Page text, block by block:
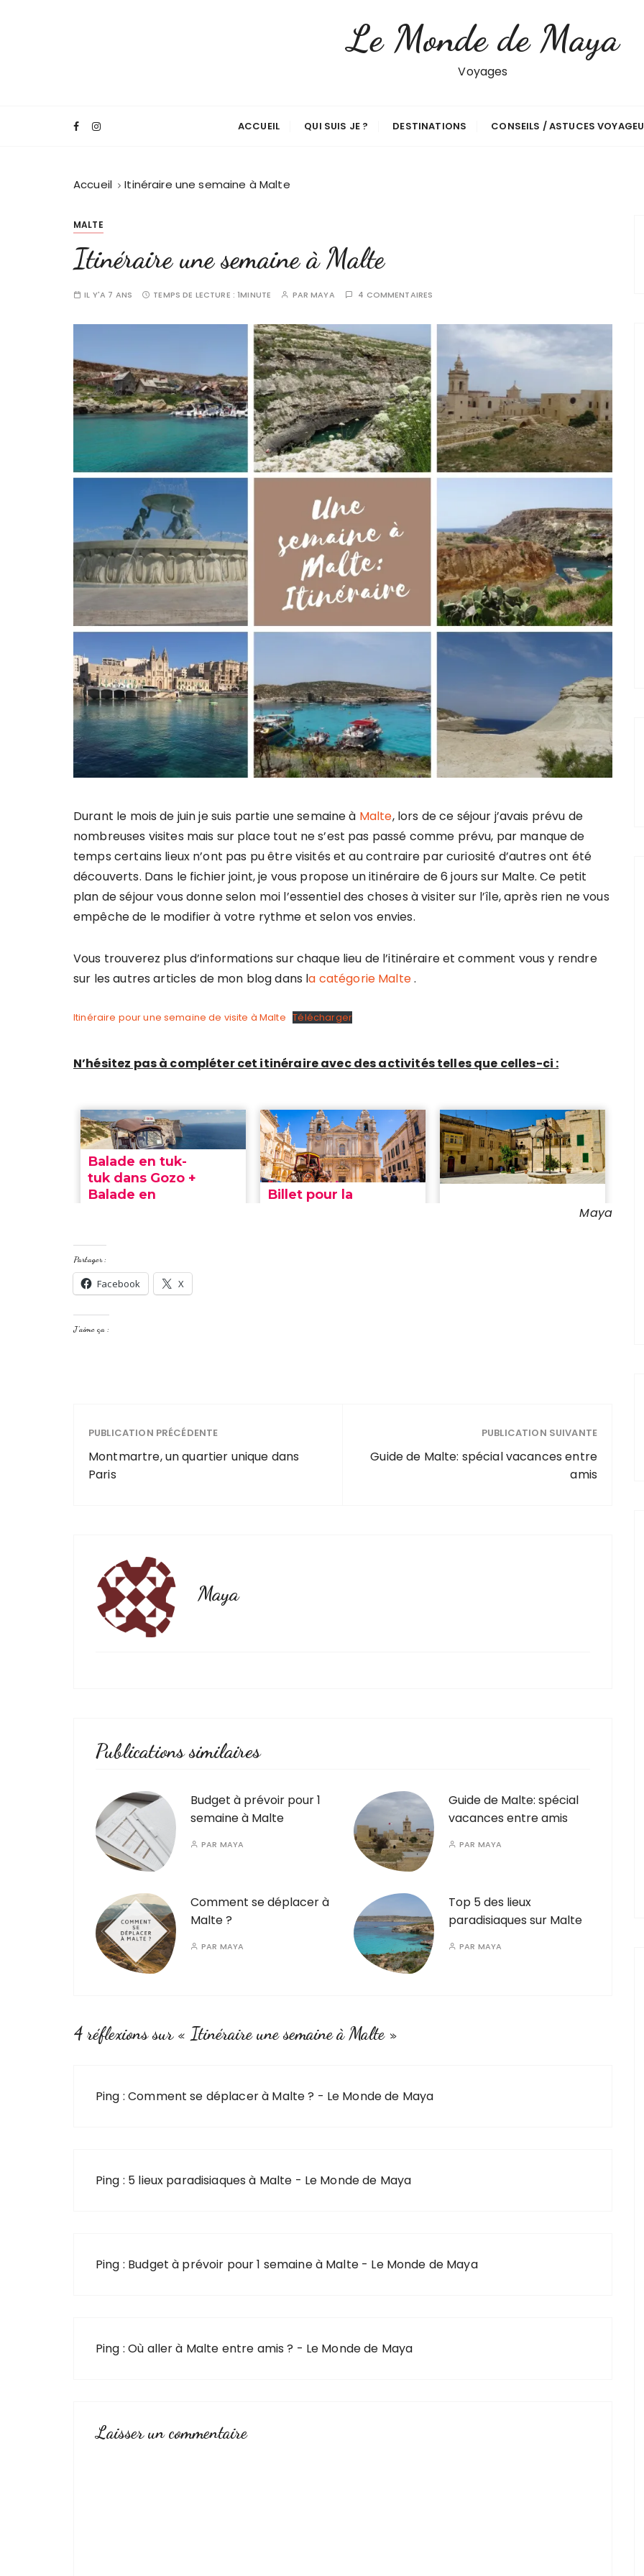
Le Monde de Maya
Voyages
ACCUEIL QUI SUIS JE ? DESTINATIONS CONSEILS / ASTUCES
Accueil Itinéraire une semaine à Malte
MALTE
Itinéraire une semaine à Malte
IL Y'A 7 ANS TEMPS DE LECTURE :1MINUTE PARMAYA 4 COMMENTAIRES
Durant le mois de juin je suis partie une semaine à Malte, lors de ce séjour j’avais prévu de
nombreuses visites mais sur place tout ne s’est pas passé comme prévu, par manque de
temps certains lieux n’ont pas pu être visités et au contraire par curiosité d’autres ont été
découverts. Dans le fichier joint, je vous propose un itinéraire de 6 jours sur Malte. Ce petit
plan de séjour vous donne selon moi l’essentiel des choses à visiter sur l’île, après rien ne vous
empêche de le modifier à votre rythme et selon vos envies.
Vous trouverez plus d’informations sur chaque lieu de l’itinéraire et comment vous y rendre
sur les autres articles de mon blog dans la catégorie Malte.
Itinéraire pour une semaine de visite à Malte Télécharger
N’hésitez pas à compléter cet itinéraire avec des activités telles que celles-ci :
Maya
Partager :
Facebook X
J’aime ça :
PUBLICATION PRÉCÉDENTE
Montmartre, un quartier unique dans
Paris
PUBLICATION SUIVANTE
Guide de Malte: spécial vacances entre
amis
Maya
Publications similaires
Budget à prévoir pour 1
semaine à Malte
PAR MAYA
Guide de Malte: spécial
vacances entre amis
PAR MAYA
Comment se déplacer à
Malte ?
PAR MAYA
Top 5 des lieux
paradisiaques sur Malte
PAR MAYA
4 réflexions sur « Itinéraire une semaine à Malte»
Ping :Comment se déplacer à Malte ? - Le Monde de Maya
Ping : 5 lieux paradisiaques à Malte - Le Monde de Maya
Ping : Budget à prévoir pour 1 semaine à Malte - Le Monde de Maya
Ping :Où aller à Malte entre amis ? - Le Monde de Maya
Laisser un commentaire